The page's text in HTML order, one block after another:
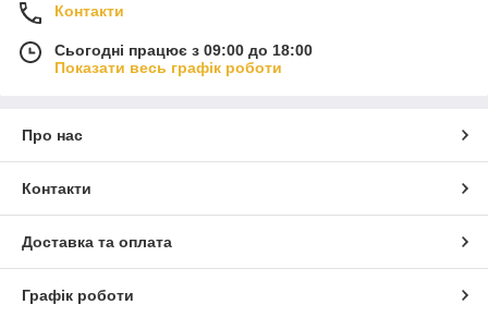
Контакти
Сьогодні працює з 09:00 до 18:00
Показати весь графік роботи
Про нас
Контакти
Доставка та оплата
Графік роботи